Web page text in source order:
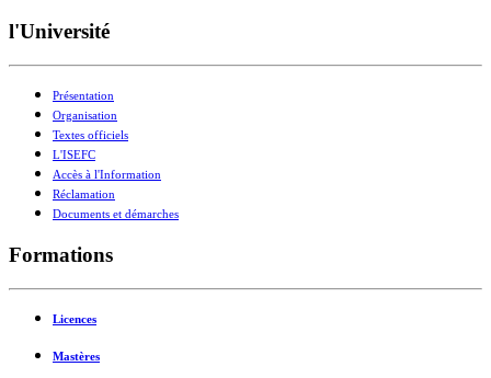
l'Université
Présentation
Organisation
Textes officiels
L'ISEFC
Accès à l'Information
Réclamation
Documents et démarches
Formations
Licences
Mastères